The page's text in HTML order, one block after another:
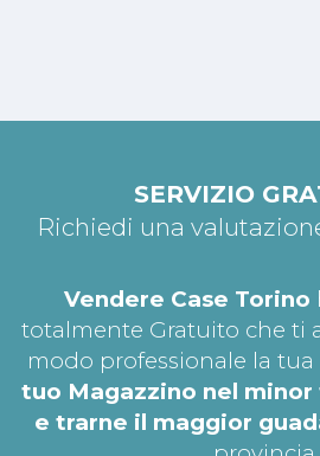
SERVIZIO
Richiedi una
Vendere Case Torino
totalmente Gratuito che ti
modo professionale la tua
tuo Magazzino nel
e trarne il maggior